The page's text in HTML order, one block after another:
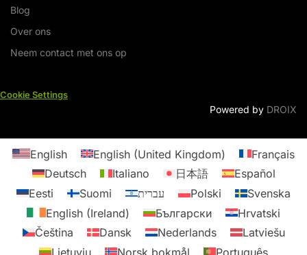
Blog
Over ons
Neem contact met ons op
Cookie Settings
Powered by DROIX
English English (United Kingdom)
Français
Deutsch
Italiano 日本語
Español
Eesti
Suomi עברית Polski
Svenska
English (Ireland)
Български
Hrvatski
Čeština
Dansk Nederlands
Latviešu
Lietuvių
Norsk bokmål Português